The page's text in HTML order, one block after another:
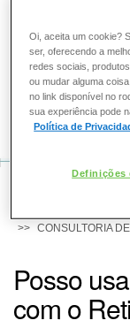
COMO POSSO
CONSULTORIA
CONSULTORIA
Posso
com o
Oi, aceita um cookie?
ser, oferecendo a
redes sociais,
ou mudar alguma
no link disponível no
sua experiência pode
Política de
Definições